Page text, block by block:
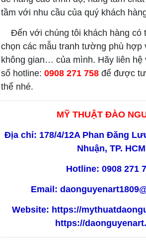
tầm với nhu cầu của quý khách
Đến với chúng tôi khách hàng có
chọn các mẫu tranh tường phù hợp
không gian… của mình. Hãy liên hệ
số hotline:0908 271 758 để được
thể nhé.
MỸ THUẬT ĐÀO
Địa chỉ: 178/4/12A Phan Đăng
Nhuận, TP. HCM
Hotline: 0908 271
Email:
Website: https://
https://